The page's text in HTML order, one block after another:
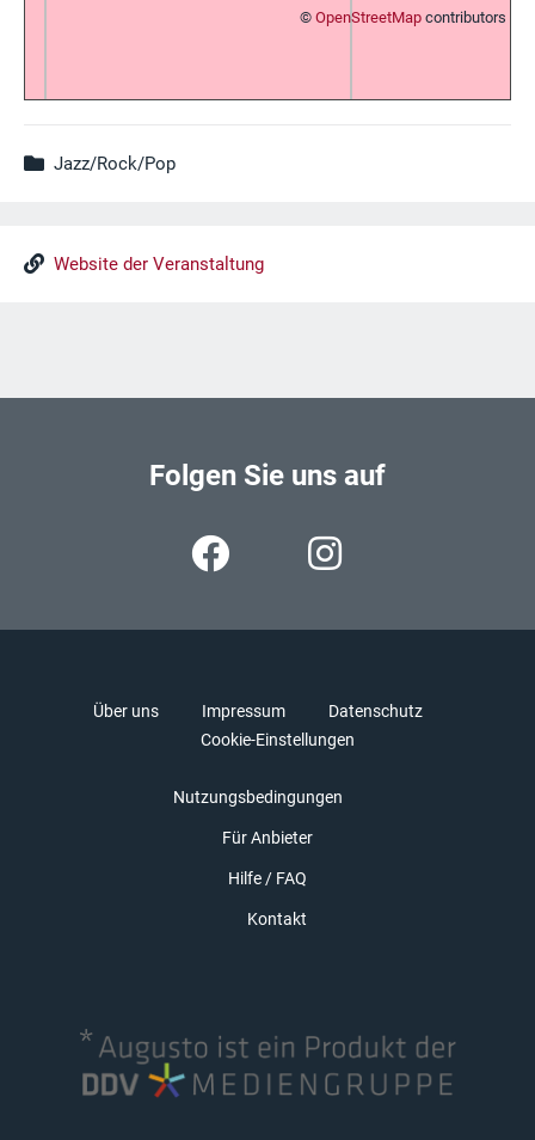
© OpenStreetMap contributors
Jazz/Rock/Pop
Website der Veranstaltung
Folgen Sie uns auf
Über uns Impressum
Datenschutz
Cookie-Einstellungen
Nutzungsbedingungen
Für Anbieter
Hilfe / FAQ
Kontakt